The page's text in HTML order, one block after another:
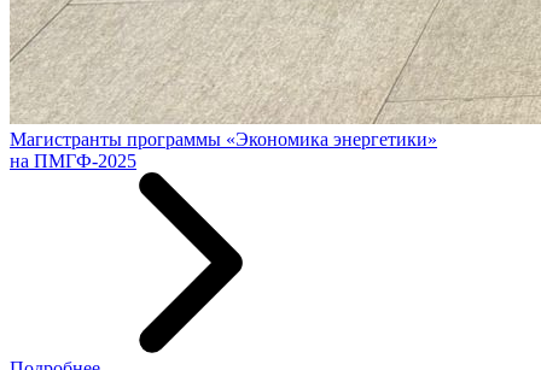
Магистранты программы «Экономика энергетики»
на ПМГФ-2025